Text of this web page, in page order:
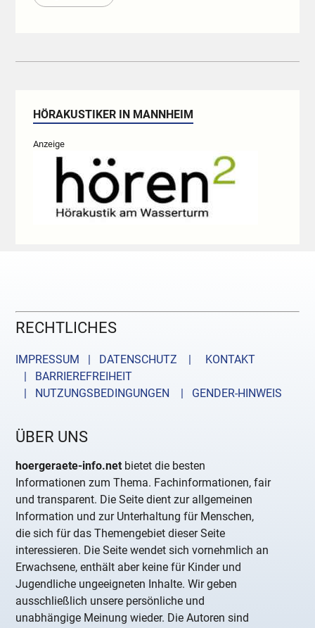
HÖRAKUSTIKER IN MANNHEIM
Anzeige
RECHTLICHES
IMPRESSUM | DATENSCHUTZ |
KONTAKT
| BARRIEREFREIHEIT
| NUTZUNGSBEDINGUNGEN
| GENDER-HINWEIS
ÜBER UNS
hoergeraete-info.net bietet die besten
Informationen zum Thema. Fachinformationen, fair
und transparent. Die Seite dient zur allgemeinen
Information und zur Unterhaltung für Menschen,
die sich für das Themengebiet dieser Seite
interessieren. Die Seite wendet sich vornehmlich an
Erwachsene, enthält aber keine für Kinder und
Jugendliche ungeeigneten Inhalte. Wir geben
ausschließlich unsere persönliche und
unabhängige Meinung wieder. Die Autoren sind